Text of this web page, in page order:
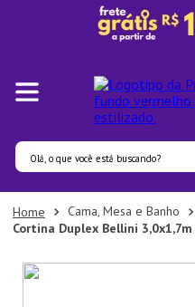
Olá, o que você está buscando?
Cama, Mesa e Banho
Cortina Duplex Bellini
Termos mais buscados
1º
Panelas
2º
Pratos